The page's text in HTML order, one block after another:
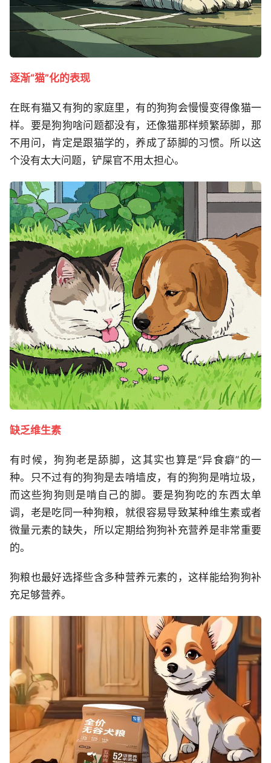
逐渐“猫”化的表现
在既有猫又有狗的家庭里，有的狗狗会慢慢变得像猫一
样。要是狗狗啥问题都没有，还像猫那样频繁舔脚，那
不用问，肯定是跟猫学的，养成了舔脚的习惯。所以这
个没有太大问题，铲屎官不用太担心。
缺乏维生素
有时候，狗狗老是舔脚，这其实也算是“异食癖”的一
种。只不过有的狗狗是去啃墙皮，有的狗狗是啃垃圾，
而这些狗狗则是啃自己的脚。要是狗狗吃的东西太单
调，老是吃同一种狗粮，就很容易导致某种维生素或者
微量元素的缺失，所以定期给狗狗补充营养是非常重要
的。
狗粮也最好选择些含多种营养元素的，这样能给狗狗补
充足够营养。